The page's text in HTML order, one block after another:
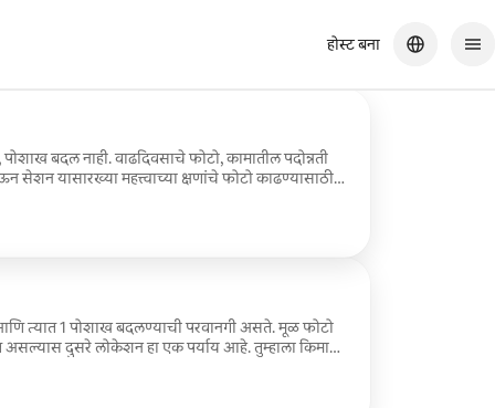
होस्ट बना
बदल नाही. वाढदिवसाचे फोटो, कामातील पदोन्नती
सेशन यासारख्या महत्त्वाच्या क्षणांचे फोटो काढण्यासाठी
ॲक्सेस मिळेल ज्यामध्ये किमान 15 उच्च-रिझोल्यूशनचे
त्यात 1 पोशाख बदलण्याची परवानगी असते. मूळ फोटो
असल्यास दुसरे लोकेशन हा एक पर्याय आहे. तुम्हाला किमान
फोटोंसह ऑनलाइन फोटो गॅलरीचा ॲक्सेस असेल. गॅलरी
तुम्ही हे फोटो तुमच्या घरी किंवा ऑफिसमध्ये